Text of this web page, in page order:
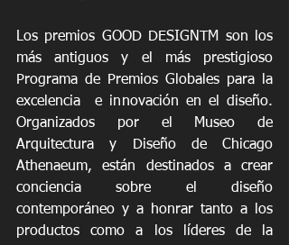
Los premios GOOD DESIGNTM son los
más antiguos y el más prestigioso
Programa de Premios Globales para la
excelencia  e innovación en el diseño.
Organizados por el Museo de
Arquitectura y Diseño de Chicago
Athenaeum, están destinados a crear
conciencia sobre el diseño
contemporáneo y a honrar tanto a los
productos como a los líderes de la